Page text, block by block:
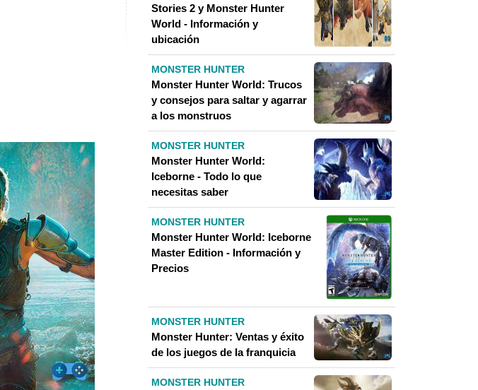
Stories 2 y Monster Hunter
World - Información y
ubicación
MONSTER HUNTER
Monster Hunter World: Trucos
y consejos para saltar y agarrar
a los monstruos
MONSTER HUNTER
Monster Hunter World:
Iceborne - Todo lo que
necesitas saber
MONSTER HUNTER
Monster Hunter World: Iceborne
Master Edition - Información y
Precios
MONSTER HUNTER
Monster Hunter: Ventas y éxito
de los juegos de la franquicia
MONSTER HUNTER